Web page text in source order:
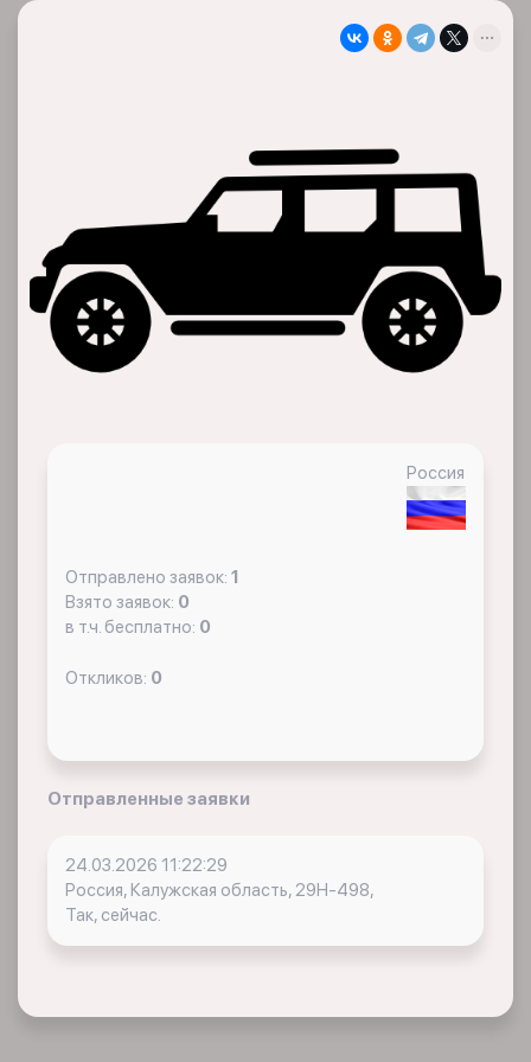
Россия
Отправлено заявок: 1
Взято заявок: 0
в т.ч. бесплатно: 0
Откликов: 0
Отправленные заявки
24.03.2026 11:22:29
Россия, Калужская область, 29Н-498,
Так, сейчас.